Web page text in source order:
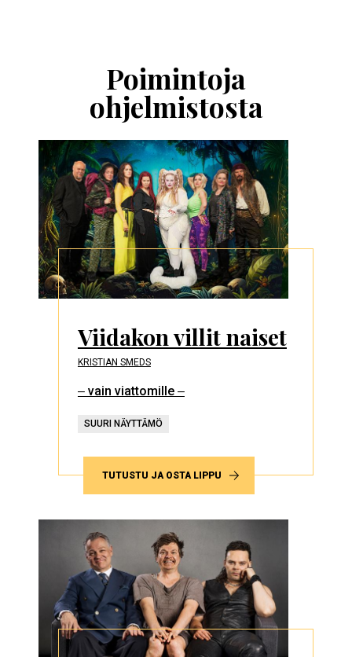
Poimintoja
ohjelmistosta
Viidakon villit naiset
KRISTIAN SMEDS
‒ vain viattomille ‒
SUURI NÄYTTÄMÖ
TUTUSTU JA OSTA LIPPU